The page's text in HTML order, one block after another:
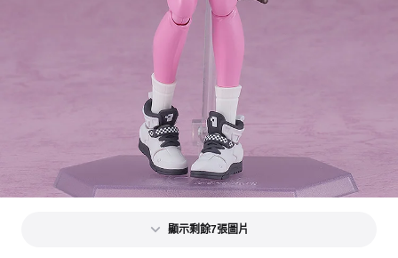
顯示剩餘7張圖片